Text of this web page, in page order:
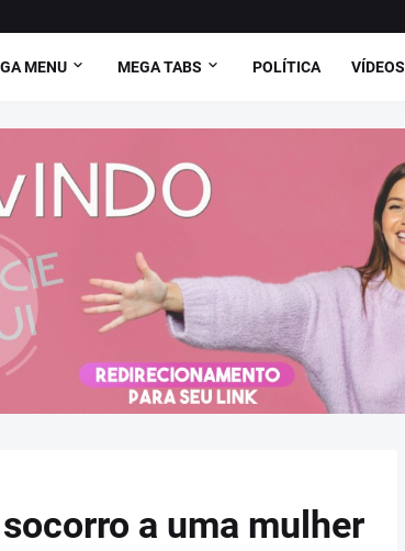
MENU MEGA TABS POLÍTICA VÍDEOS
a uma mulher